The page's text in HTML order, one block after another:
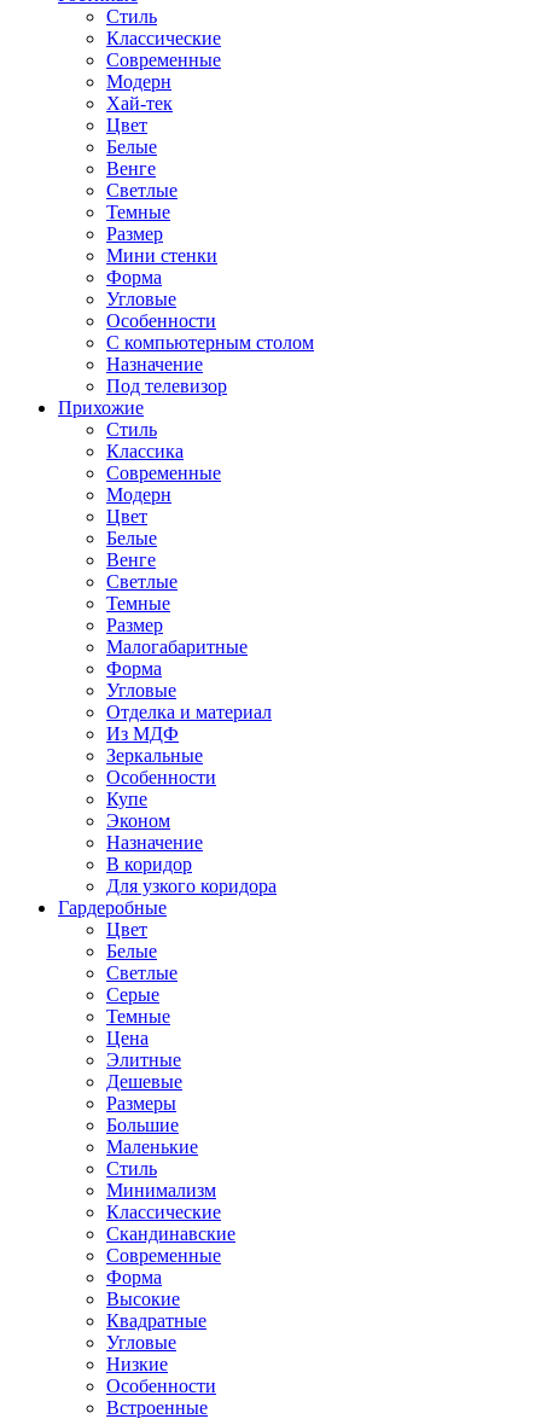
Стиль
Классические
Современные
Модерн
Хай-тек
Цвет
Белые
Венге
Светлые
Темные
Размер
Мини стенки
Форма
Угловые
Особенности
С компьютерным столом
Назначение
Под телевизор
Прихожие
Стиль
Классика
Современные
Модерн
Цвет
Белые
Венге
Светлые
Темные
Размер
Малогабаритные
Форма
Угловые
Отделка и материал
Из МДФ
Зеркальные
Особенности
Купе
Эконом
Назначение
В коридор
Для узкого коридора
Гардеробные
Цвет
Белые
Светлые
Серые
Темные
Цена
Элитные
Дешевые
Размеры
Большие
Маленькие
Стиль
Минимализм
Классические
Скандинавские
Современные
Форма
Высокие
Квадратные
Угловые
Низкие
Особенности
Встроенные